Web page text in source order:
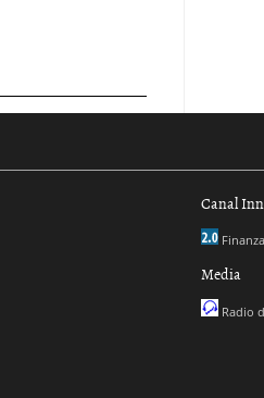
Canal
Media
Radio